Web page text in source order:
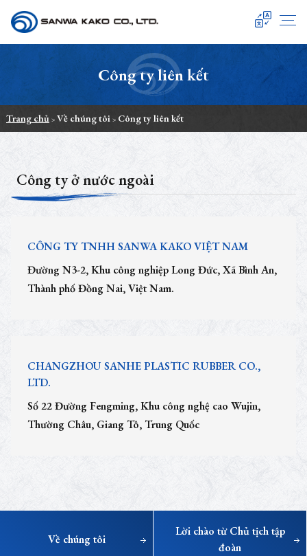
Công ty liên kết
Trang chủ > Về chúng tôi > Công ty liên kết
Công ty ở nước ngoài
CÔNG TY TNHH SANWA KAKO VIỆT NAM
Đường N3-2, Khu công nghiệp Long Đức, Xã Bình An,
Thành phố Đồng Nai, Việt Nam.
CHANGZHOU SANHE PLASTIC RUBBER CO.,
LTD.
Số 22 Đường Fengming, Khu công nghệ cao Wujin,
Thường Châu, Giang Tô, Trung Quốc
Về chúng tôi
Lời chào từ Chủ tịch tập
đoàn